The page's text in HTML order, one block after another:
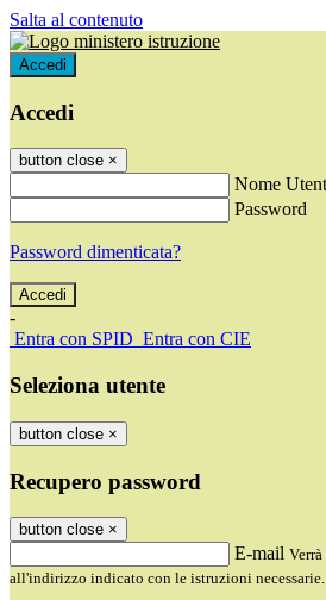
Salta al contenuto
Accedi
Accedi
button close ×
Nome
Password
Password dimenticata?
-
Entra con SPID Entra con CIE
Seleziona utente
button close ×
Recupero password
button close ×
E-mail
all'indirizzo indicato con le istruzioni necessarie.